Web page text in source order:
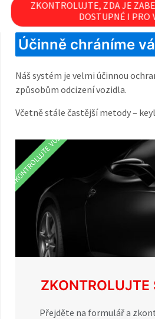
ZKONTROLUJTE, ZDA JE
DOSTUPNÉ I PRO
Účinně chráníme
Náš systém je velmi účinnou
způsobům odcizení vozidla.
Včetně stále častější metody –
ZKONTROLUJTE
Přejděte na formulář a
ZKONTROLUJTE VŮZ